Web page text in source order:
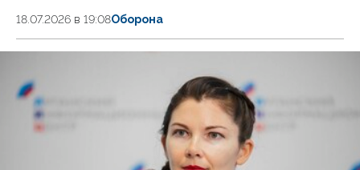
18.07.2026 в 19:08Оборона